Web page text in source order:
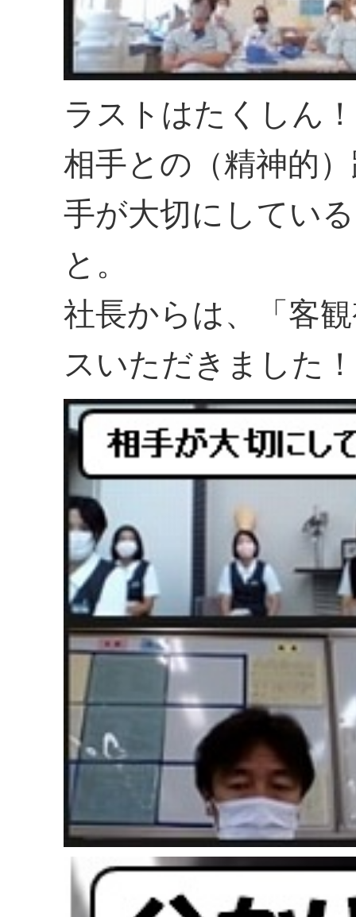
ラストはたくしん！
相手との（精神的
手が大切にしてい
と。
社長からは、「客
スいただきました！